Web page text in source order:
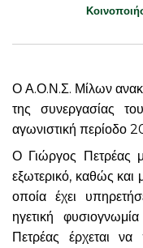
Ο Α.Ο.Ν.Σ. Μίλων
της συνεργασίας
αγωνιστική περίοδο
Ο Γιώργος Πετρέας
εξωτερικό, καθώς και
οποία έχει
ηγετική
Πετρέας έρχεται να